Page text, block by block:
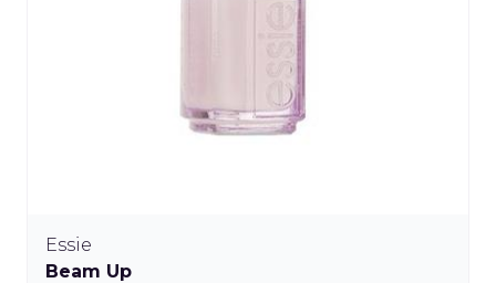
Essie
Beam Up